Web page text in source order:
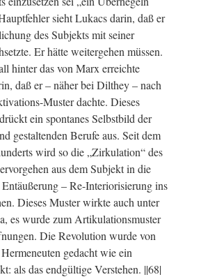
sieht Lukacs darin, daß er
des Subjekts mit seiner
Er hätte weitergehen müssen.
hinter das von Marx erreichte
daß er – näher bei Dilthey – nach
Muster dachte. Dieses
ein spontanes Selbstbild der
gestaltenden Berufe aus. Seit dem
wird so die „Zirkulation“ des
aus dem Subjekt in die
– Re-Interiorisierung ins
Dieses Muster wirkte auch unter
es wurde zum Artikulationsmuster
Die Revolution wurde von
gedacht wie ein
als das endgültige Verstehen. ||68|